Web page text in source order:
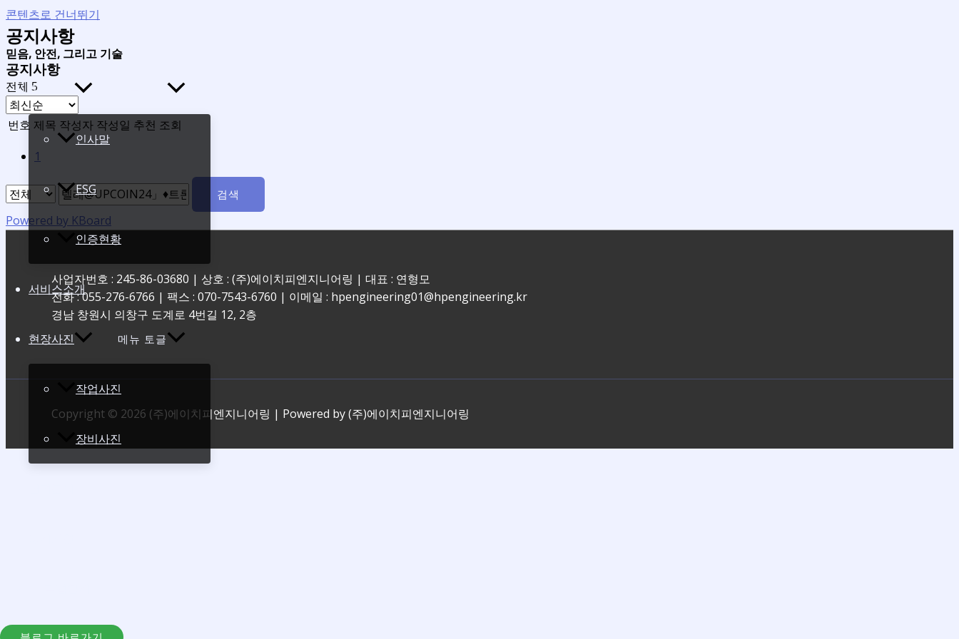
콘텐츠로 건너뛰기
회사소개
인사말
ESG
인증현황
서비스소개
현장사진 메뉴 토글
작업사진
장비사진
공지사항
믿음, 안전, 그리고 기술
공지사항
전체 5
번호 제목 작성자 작성일 추천 조회
1
검색
Powered by KBoard
사업자번호 : 245-86-03680 | 상호 : (주)에이치피엔지니어링 | 대표 : 연형모
전화 : 055-276-6766 | 팩스 : 070-7543-6760 | 이메일 : hpengineering01@hpengineering.kr
경남 창원시 의창구 도계로 4번길 12, 2층
Copyright © 2026 (주)에이치피엔지니어링 | Powered by (주)에이치피엔지니어링